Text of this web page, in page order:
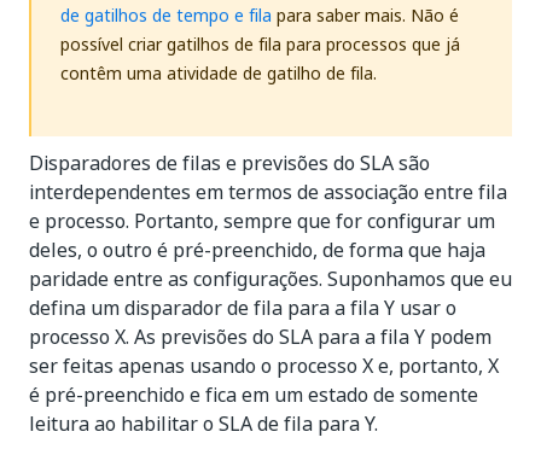
de gatilhos de tempo e fila para saber mais. Não é
possível criar gatilhos de fila para processos que já
contêm uma atividade de gatilho de fila.
Disparadores de filas e previsões do SLA são
interdependentes em termos de associação entre fila
e processo. Portanto, sempre que for configurar um
deles, o outro é pré-preenchido, de forma que haja
paridade entre as configurações. Suponhamos que eu
defina um disparador de fila para a fila Y usar o
processo X. As previsões do SLA para a fila Y podem
ser feitas apenas usando o processo X e, portanto, X
é pré-preenchido e fica em um estado de somente
leitura ao habilitar o SLA de fila para Y.